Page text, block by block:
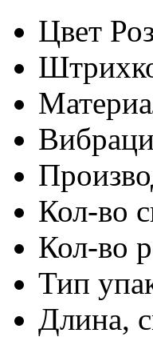
Цвет
Кол-во
Кол-во
Тип
Длина,